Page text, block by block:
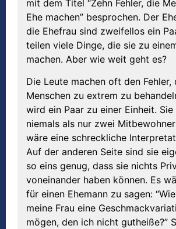
mit dem Titel “Zehn Fehler, die
Ehe machen” besprochen. Der
die Ehefrau sind zweifellos ein
teilen viele Dinge, die sie zu
machen. Aber wie weit geht es?
Die Leute machen oft den Fehler,
Menschen zu extrem zu
wird ein Paar zu einer Einheit.
niemals als nur zwei
wäre eine schreckliche
Auf der anderen Seite sind sie
so eins genug, dass sie nichts
voneinander haben können. Es
für einen Ehemann zu sagen:
meine Frau eine
mögen, den ich nicht gutheiße?”